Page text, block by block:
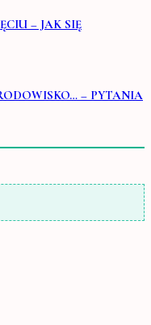
– JAK SIĘ
– PYTANIA